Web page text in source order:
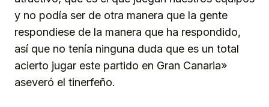
y no podía ser de otra manera que la gente
respondiese de la manera que ha respondido,
así que no tenía ninguna duda que es un total
acierto jugar este partido en Gran Canaria»
aseveró el tinerfeño.